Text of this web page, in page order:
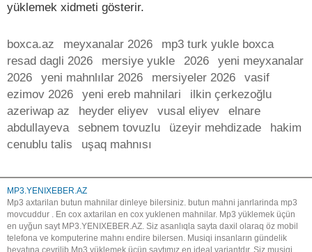
yüklemek xidmeti gösterir.
boxca.az meyxanalar 2026
mp3 turk yukle boxca
resad dagli 2026
mersiye yukle 2026
yeni meyxanalar
2026
yeni mahnlılar 2026 mersiyeler 2026
vasif
ezimov 2026
yeni ereb mahnilari
ilkin çerkezoğlu
azeriwap az
heyder eliyev vusal eliyev
elnare
abdullayeva
sebnem tovuzlu üzeyir mehdizade
hakim
cenublu talis
uşaq mahnısı
MP3.YENIXEBER.AZ
Mp3 axtarilan butun mahnilar dinleye bilersiniz. butun mahni janrlarinda mp3
movcuddur . En cox axtarilan en cox yuklenen mahnilar. Mp3 yüklemek üçün
en uyğun sayt MP3.YENIXEBER.AZ. Siz asanlıqla sayta daxil olaraq öz mobil
telefona ve komputerine mahnı endire bilersen. Musiqi insanların gündelik
heyatına çevrilib.Mp3 yüklemek üçün saytımız en ideal variantdır. Siz musiqi